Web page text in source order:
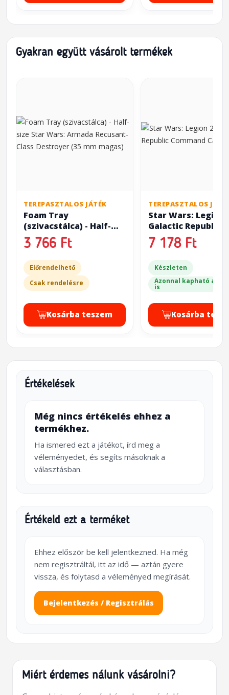
Gyakran együtt vásárolt termékek
TEREPASZTALOS JÁTÉK
Foam Tray
(szivacstálca) - Half-
size Star Wars: Armada
Recusant-Class
Destroyer (35 mm
magas)
3 766 Ft
Előrendelhető
Csak rendelésre
Kosárba teszem
TEREPASZTALOS
Star Wars: Legion
Galactic Republic
Command Card
7 178 Ft
Készleten
Azonnal kapható a
is
Kosárba
Értékelések
Még nincs értékelés ehhez a
termékhez.
Ha ismered ezt a játékot, írd meg a
véleményedet, és segíts másoknak a
választásban.
Értékeld ezt a terméket
Ehhez először be kell jelentkezned. Ha még
nem regisztráltál, itt az idő — aztán gyere
vissza, és folytasd a véleményed megírását.
Bejelentkezés / Regisztrálás
Miért érdemes nálunk vásárolni?